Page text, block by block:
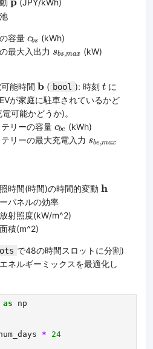
(JPY/kWh)
容量 cbs
cb s
(kWh)
最大入出力 sbs,max
sbs,m ax
(kW)
能時間 b
b ( bool ): 時刻 t
t に
が家庭に駐車されているかど
可能かどうか)。
テリーの容量 cbe
cb e
(kWh)
リーの最大充電入力 sbe,max
sbe,m
時間(時間)の時間的変動 h
h
パネルの効率
射照度(kW/m^2)
積(m^2)
で48の時間スロットに分割)
ネルギーミックスを最適化し
as np
* 24